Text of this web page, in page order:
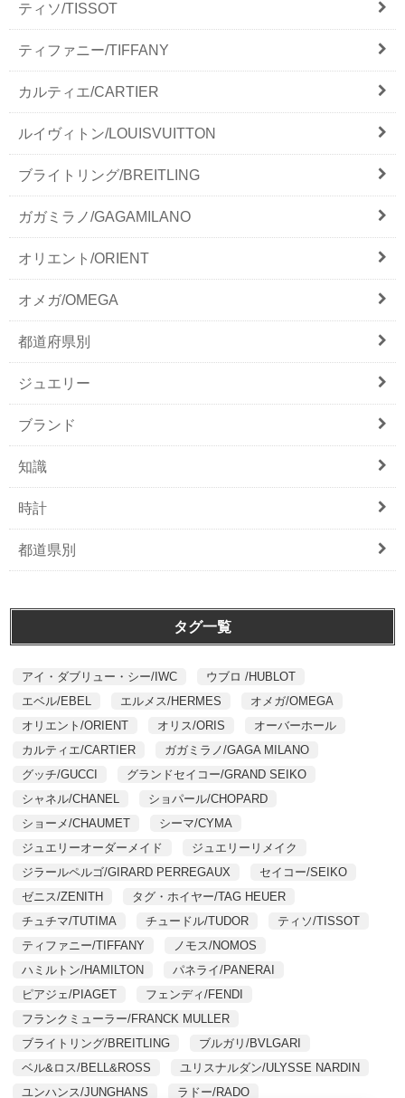
ティソ/TISSOT
ティファニー/TIFFANY
カルティエ/CARTIER
ルイヴィトン/LOUISVUITTON
ブライトリング/BREITLING
ガガミラノ/GAGAMILANO
オリエント/ORIENT
オメガ/OMEGA
都道府県別
ジュエリー
ブランド
知識
時計
都道県別
タグ一覧
アイ・ダブリュー・シー/IWC
ウブロ /HUBLOT
エベル/EBEL
エルメス/HERMES
オメガ/OMEGA
オリエント/ORIENT
オリス/ORIS
オーバーホール
カルティエ/CARTIER
ガガミラノ/GAGA MILANO
グッチ/GUCCI
グランドセイコー/GRAND SEIKO
シャネル/CHANEL
ショパール/CHOPARD
ショーメ/CHAUMET
シーマ/CYMA
ジュエリーオーダーメイド
ジュエリーリメイク
ジラールペルゴ/GIRARD PERREGAUX
セイコー/SEIKO
ゼニス/ZENITH
タグ・ホイヤー/TAG HEUER
チュチマ/TUTIMA
チュードル/TUDOR
ティソ/TISSOT
ティファニー/TIFFANY
ノモス/NOMOS
ハミルトン/HAMILTON
パネライ/PANERAI
ピアジェ/PIAGET
フェンディ/FENDI
フランクミューラー/FRANCK MULLER
ブライトリング/BREITLING
ブルガリ/BVLGARI
ベル&ロス/BELL&ROSS
ユリスナルダン/ULYSSE NARDIN
ユンハンス/JUNGHANS
ラドー/RADO